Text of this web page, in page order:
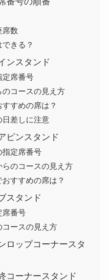
席数
きる？
ンスタンド
定席番号
のコースの見え方
すめの席は？
日差しに注意
ピンスタンド
指定席番号
のコースの見え方
すすめの席は？
スタンド
席番号
ースの見え方
ロップコーナースタ
コーナースタンド